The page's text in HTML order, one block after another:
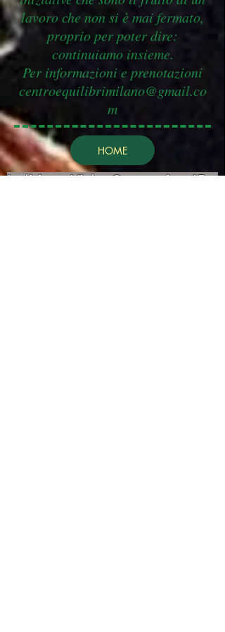
lavoro che non si è mai fermato,
proprio per poter dire:
continuiamo insieme.
Per informazioni e prenotazioni
centroequilibrimilano@gmail.co
m
HOME
Indirizzo Viale Campania,45 -